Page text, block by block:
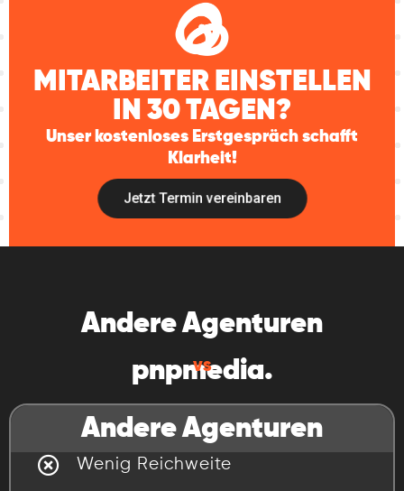
MITARBEITER EINSTELLEN
IN 30 TAGEN?
Unser kostenloses Erstgespräch schafft
Klarheit!
Jetzt Termin vereinbaren
AndereAgenturen
pnpmedia.
VS
Andere Agenturen
Wenig Reichweite